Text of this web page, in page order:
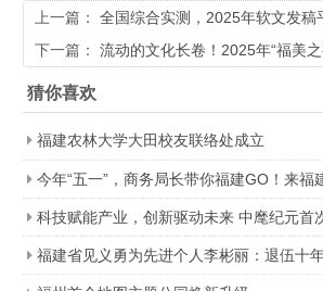
上一篇： 全国综合实测，2025年软文发稿
磅发布
下一篇： 流动的文化长卷！2025年“福美
幕
猜你喜欢
福建农林大学大田校友联络处成立
今年“五一”，商务局长带你福建GO！来福
一” 乐消费 享福气
科技赋能产业，创新驱动未来 中麾纪元首
六届福州国际数字产品博览会引发行业关注
福建省见义勇为先进个人李彬丽：退伍十